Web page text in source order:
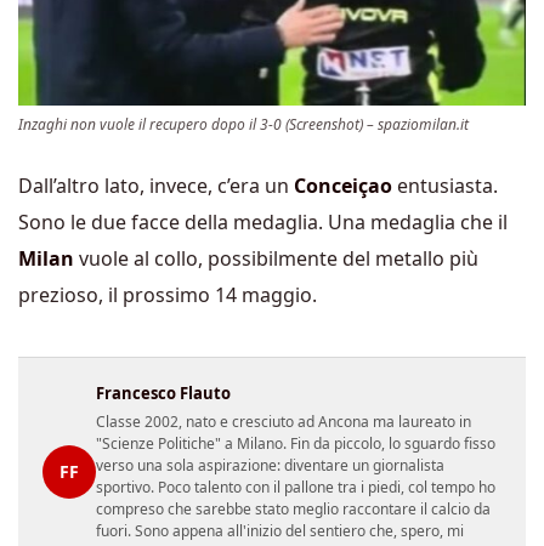
Inzaghi non vuole il recupero dopo il 3-0 (Screenshot) – spaziomilan.it
Dall’altro lato, invece, c’era un Conceiçao entusiasta.
Sono le due facce della medaglia. Una medaglia che il
Milan vuole al collo, possibilmente del metallo più
prezioso, il prossimo 14 maggio.
FF
Francesco Flauto
Classe 2002, nato e cresciuto ad Ancona ma laureato in
"Scienze Politiche" a Milano. Fin da piccolo, lo sguardo fisso
verso una sola aspirazione: diventare un giornalista
sportivo. Poco talento con il pallone tra i piedi, col tempo ho
compreso che sarebbe stato meglio raccontare il calcio da
fuori. Sono appena all'inizio del sentiero che, spero, mi